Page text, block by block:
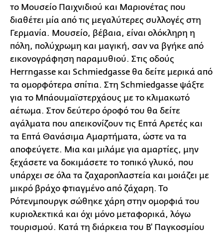
το Μουσείο Παιχνιδιού και Μαριονέτας που
διαθέτει μία από τις μεγαλύτερες συλλογές στη
Γερμανία. Μουσείο, βέβαια, είναι ολόκληρη η
πόλη, πολύχρωμη και μαγική, σαν να βγήκε από
εικονογράφηση παραμυθιού. Στις οδούς
Herrngasse και Schmiedgasse θα δείτε μερικά από
τα ομορφότερα σπίτια. Στη Schmiedgasse ψάξτε
για το Μπάουμαϊστερχάους με το κλιμακωτό
αέτωμα. Στον δεύτερο όροφό του θα δείτε
αγάλματα που απεικονίζουν τις Επτά Αρετές και
τα Επτά Θανάσιμα Αμαρτήματα, ώστε να τα
αποφεύγετε. Μια και μιλάμε για αμαρτίες, μην
ξεχάσετε να δοκιμάσετε το τοπικό γλυκό, που
υπάρχει σε όλα τα ζαχαροπλαστεία και μοιάζει με
μικρό βράχο φτιαγμένο από ζάχαρη. Το
Ρότενμπουργκ σώθηκε χάρη στην ομορφιά του
κυριολεκτικά και όχι μόνο μεταφορικά, λόγω
τουρισμού. Κατά τη διάρκεια του Β' Παγκοσμίου